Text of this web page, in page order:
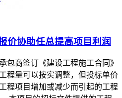
价协助任总提高项目利润
包商签订《建设工程施工合同》
程量可以按实调整，但投标单价
程项目增加或减少而引起的工程